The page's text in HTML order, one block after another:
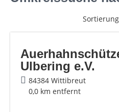
Ulbering e.V.
84384 Wittibreut
0,0 km entfernt